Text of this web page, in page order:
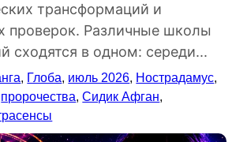
трансформаций и
проверок. Различные школы
сходятся в одном: середи...
, Глоба, июль 2026, Нострадамус,
пророчества,Сидик Афган,